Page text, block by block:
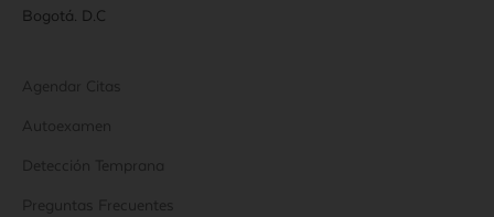
Bogotá. D.C
Agendar Citas
Autoexamen
Detección Temprana
Preguntas Frecuentes